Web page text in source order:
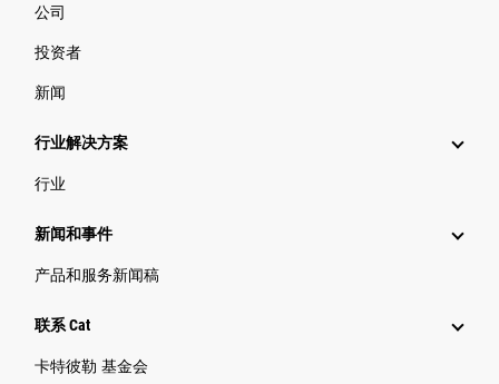
公司
投资者
新闻
行业解决方案
行业
新闻和事件
产品和服务新闻稿
联系 Cat
卡特彼勒 基金会